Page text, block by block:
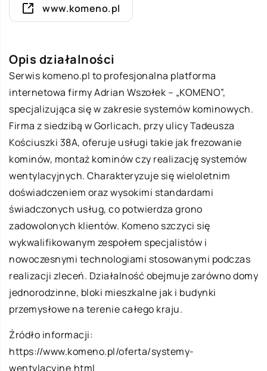
www.komeno.pl
Opis działalności
Serwis komeno.pl to profesjonalna platforma
internetowa firmy Adrian Wszołek – „KOMENO”,
specjalizująca się w zakresie systemów kominowych.
Firma z siedzibą w Gorlicach, przy ulicy Tadeusza
Kościuszki 38A, oferuje usługi takie jak frezowanie
kominów, montaż kominów czy realizację systemów
wentylacyjnych. Charakteryzuje się wieloletnim
doświadczeniem oraz wysokimi standardami
świadczonych usług, co potwierdza grono
zadowolonych klientów. Komeno szczyci się
wykwalifikowanym zespołem specjalistów i
nowoczesnymi technologiami stosowanymi podczas
realizacji zleceń. Działalność obejmuje zarówno domy
jednorodzinne, bloki mieszkalne jak i budynki
przemysłowe na terenie całego kraju.
Źródło informacji:
https://www.komeno.pl/oferta/systemy-
wentylacyjne.html